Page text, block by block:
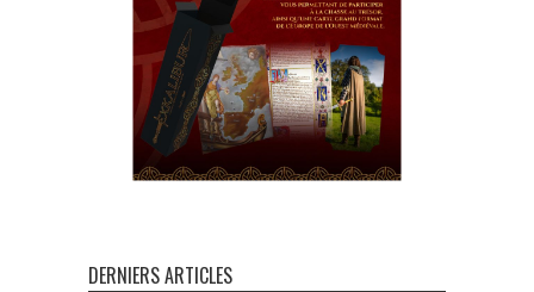
DERNIERS ARTICLES